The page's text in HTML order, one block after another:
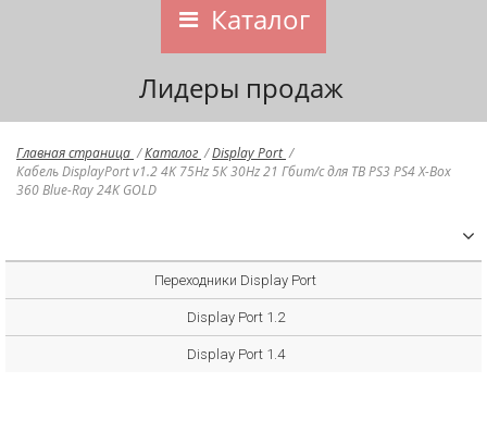
Каталог
Лидеры продаж
Главная страница /Каталог /Display Port /
Кабель DisplayPort v1.2 4K 75Hz 5К 30Hz 21 Гбит/с для ТВ PS3 PS4 X-Box
360 Blue-Ray 24K GOLD
Переходники Display Port
Display Port 1.2
Display Port 1.4